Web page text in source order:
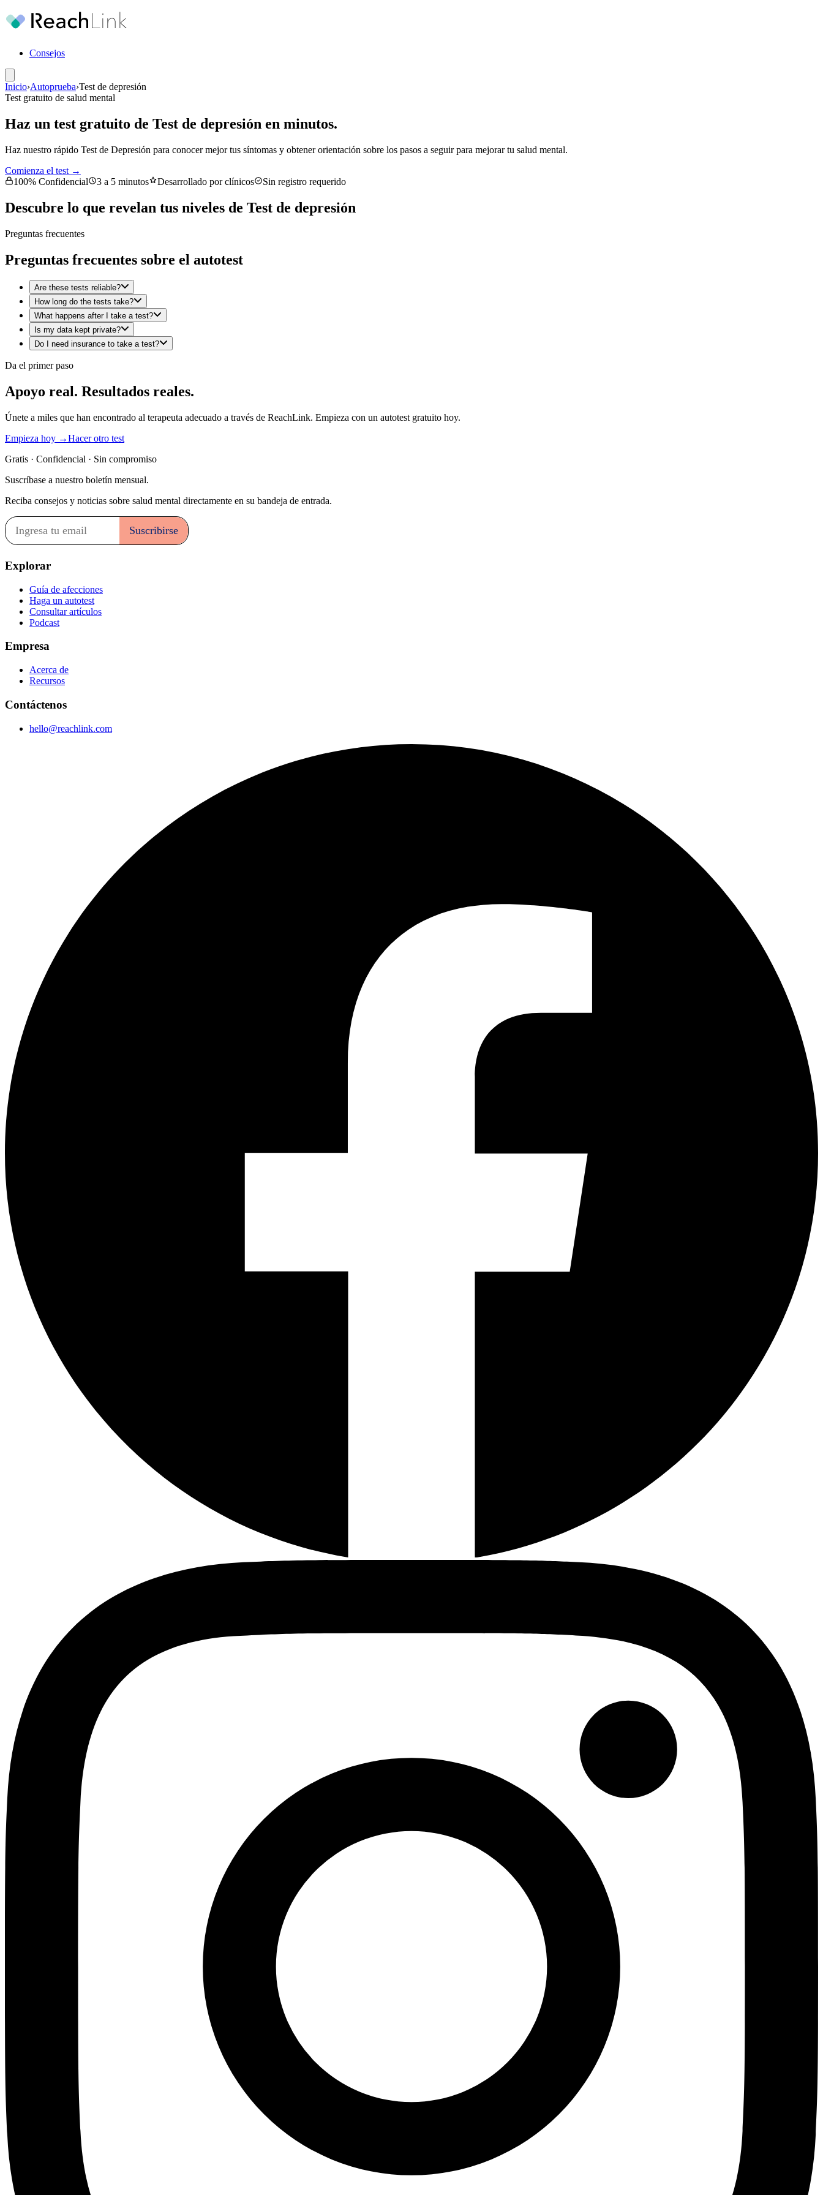
Consejos
Inicio›Autoprueba›Test de depresión
Test gratuito de salud mental
Haz un test gratuito de Test de depresión en minutos.
Haz nuestro rápido Test de Depresión para conocer mejor tus síntomas y obtener orientación sobre los pasos a seguir para mejorar tu salud mental.
Comienza el test →
100% Confidencial
3 a 5 minutos Desarrollado por clínicos Sin registro requerido
Descubre lo que revelan tus niveles de Test de depresión
Preguntas frecuentes
Preguntas frecuentes sobre el autotest
Are these tests reliable?
How long do the tests take?
What happens after I take a test?
Is my data kept private?
Do I need insurance to take a test?
Da el primer paso
Apoyo real. Resultados reales.
Únete a miles que han encontrado al terapeuta adecuado a través de ReachLink. Empieza con un autotest gratuito hoy.
Empieza hoy →Hacer otro test
Gratis · Confidencial · Sin compromiso
Suscríbase a nuestro boletín mensual.
Reciba consejos y noticias sobre salud mental directamente en su bandeja de entrada.
Explorar
Guía de afecciones
Haga un autotest
Consultar artículos
Podcast
Empresa
Acerca de
Recursos
Contáctenos
hello@reachlink.com